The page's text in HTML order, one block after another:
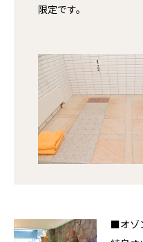
限定です。
■オゾ